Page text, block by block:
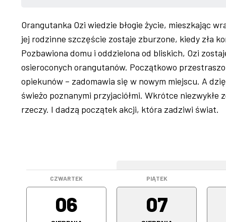
Orangutanka Ozi wiedzie błogie życie, mieszkając
jej rodzinne szczęście zostaje zburzone, kiedy zła
Pozbawiona domu i oddzielona od bliskich, Ozi
osieroconych orangutanów. Początkowo
opiekunów – zadomawia się w nowym miejscu. A
świeżo poznanymi przyjaciółmi. Wkrótce niezwykłe
rzeczy. I dadzą początek akcji, która zadziwi świat.
CZWARTEK
06
PIĄTEK
07